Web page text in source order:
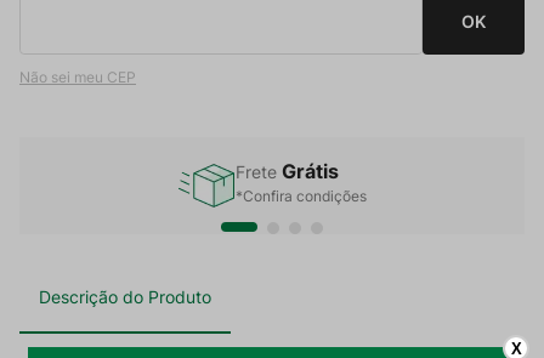
Não sei meu CEP
Frete Grátis
*Confira condições
Descrição do Produto
X